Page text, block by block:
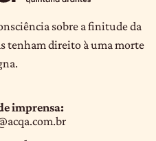
sobre a finitude da
tenham direito à uma morte
imprensa: